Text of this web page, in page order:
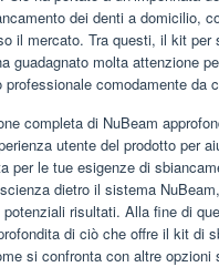
dei denti a domicilio,
il mercato. Tra questi, il kit per
guadagnato molta attenzione
comodamente da
completa di NuBeam
utente del prodotto per
per le tue esigenze di
dietro il sistema
potenziali risultati. Alla fine di
di ciò che offre il kit di
si confronta con altre opzioni